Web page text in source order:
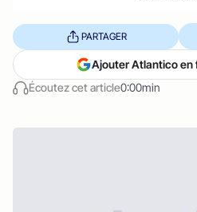
Écoutez cet article0:00min
PARTAGER
Ajouter Atlantico en